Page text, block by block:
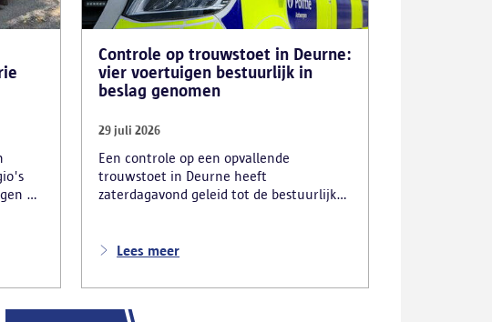
en
zijn
Controle op trouwstoet in Deurne:
vier voertuigen bestuurlijk in
beslag genomen
29 juli 2026
Een controle op een opvallende
trouwstoet in Deurne heeft
zaterdagavond geleid tot de bestuurlijke
vaststellingen van inbreuken. De politie
melding hadden gemaakt van het
Lees meer